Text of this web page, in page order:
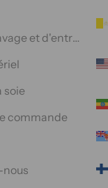
et d'entretien
soie
commande